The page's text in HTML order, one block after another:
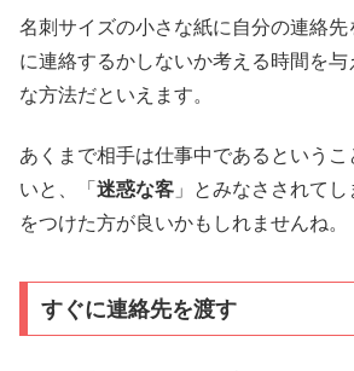
名刺サイズの小さな紙に自分の連絡
に連絡するかしないか考える時間を与
な方法だといえます。
あくまで相手は仕事中であるという
いと、「 迷惑な客 」とみなさされて
をつけた方が良いかもしれませんね。
すぐに連絡先を渡す